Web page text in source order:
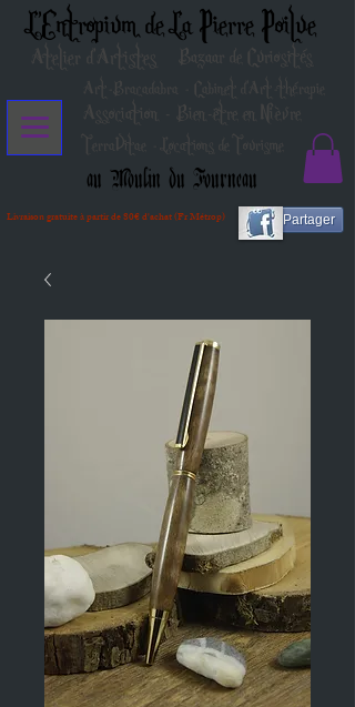
L'Entropium de La Pierre Poilue
Atelier d'Artistes Bazaar de Curiosités
au Moulin du Fourneau
Partager
Livraison gratuite à partir de 80€ d'achat (Fr Métrop)
Art-Bracadabra - Cabinet d'Art-thérapie
TerraVitae - Locations de Tourisme
Association - Bien-être en Nièvre